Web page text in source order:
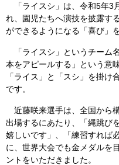
「ライスシ」は、令和5年3
れ、園児たちへ演技を披露す
ができるようになる「喜び」
「ライスシ」というチーム
本をアピールする」という意
「ライス」と「スシ」を掛け
です。
近藤咲来選手は、全国から
出場するにあたり、「縄跳び
嬉しいです」、「練習すれば
に、世界大会でも金メダルを
ントをいただきました。